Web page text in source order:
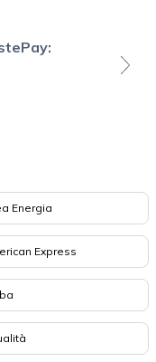
Energia
Express